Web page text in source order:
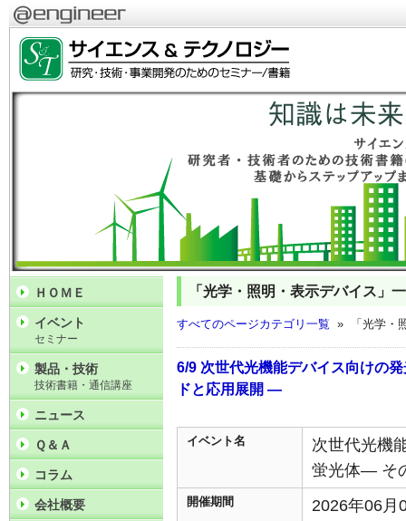
「光学・照明・表示デバイス」
すべてのページカテゴリ一覧 » 「光学・
6/9 次世代光機能デバイス向けの
ドと応用展開 ―
イベント名
次世代光機
蛍光体― そ
開催期間
2026年06月
ＨＯＭＥ
イベント
セミナー
製品・技術
技術書籍・通信講座
ニュース
Ｑ＆Ａ
コラム
会社概要